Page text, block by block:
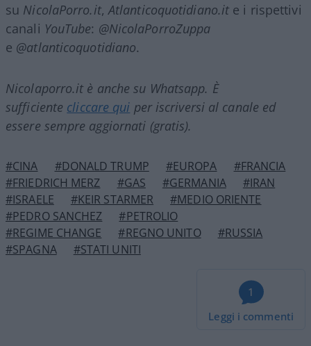
su NicolaPorro.it, Atlanticoquotidiano.it e i rispettivi
canali YouTube: @NicolaPorroZuppa
e @atlanticoquotidiano.
Nicolaporro.it è anche su Whatsapp. È
sufficiente cliccare qui per iscriversi al canale ed
essere sempre aggiornati (gratis).
#CINA #DONALD TRUMP #EUROPA
#FRANCIA
#FRIEDRICH MERZ
#GAS #GERMANIA
#IRAN
#ISRAELE
#KEIR STARMER
#MEDIO ORIENTE
#PEDRO SANCHEZ
#PETROLIO
#REGIME CHANGE
#REGNO UNITO
#RUSSIA
#SPAGNA
#STATI UNITI
1
Leggi i commenti